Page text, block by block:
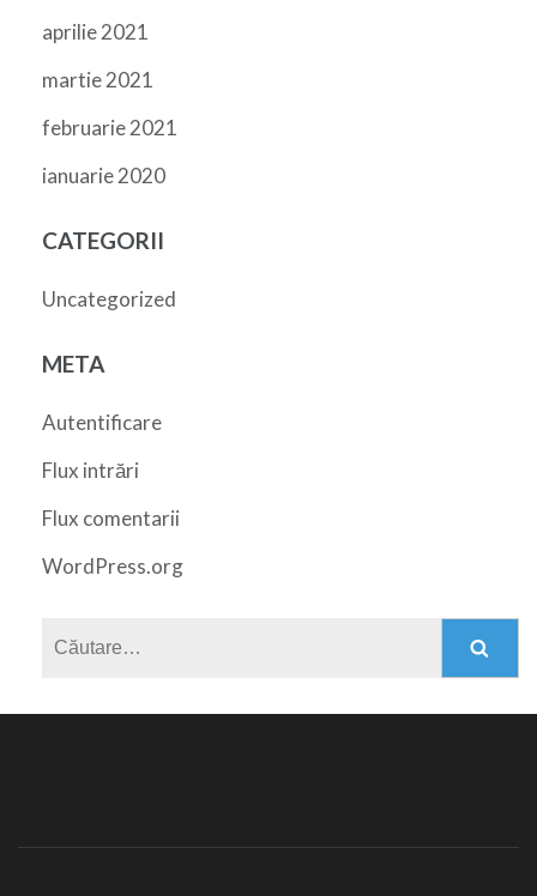
aprilie 2021
martie 2021
februarie 2021
ianuarie 2020
CATEGORII
Uncategorized
META
Autentificare
Flux intrări
Flux comentarii
WordPress.org